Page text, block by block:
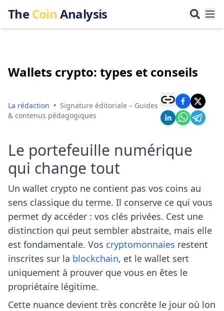
TheCoin Analysis
Wallets crypto: types et conseils
La rédaction • Signature éditoriale – Guides
& contenus pédagogiques
Le portefeuille numérique
qui change tout
Un wallet crypto ne contient pas vos coins au
sens classique du terme. Il conserve ce qui vous
permet dy accéder : vos clés privées. Cest une
distinction qui peut sembler abstraite, mais elle
est fondamentale. Vos cryptomonnaies restent
inscrites sur la blockchain, et le wallet sert
uniquement à prouver que vous en êtes le
propriétaire légitime.
Cette nuance devient très concrète le jour où lon